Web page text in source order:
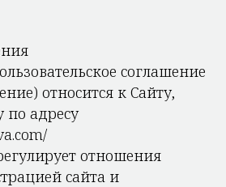
соглашение
относится к Сайту,
по адресу
отношения
сайта и